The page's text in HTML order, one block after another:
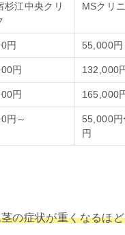
杉江中央クリ
MSクリ
円 55,000円
円 132,000
円 165,000
円～
55,000
円
の症状が重くなるほ